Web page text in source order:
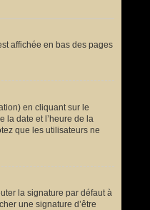
affichée en bas des pages
en cliquant sur le
la date et l’heure de la
que les utilisateurs ne
la signature par défaut à
une signature d’être